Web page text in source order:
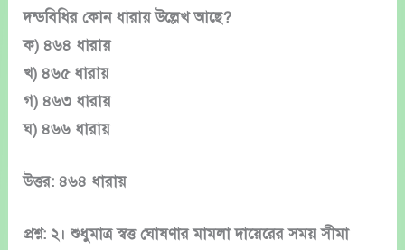
দন্ডবিধির কোন ধারায় উল্লেখ আছে?
ক) ৪৬৪ ধারায়
খ) ৪৬৫ ধারায়
গ) ৪৬৩ ধারায়
ঘ) ৪৬৬ ধারায়
উত্তর: ৪৬৪ ধারায়
প্রশ্ন: ২। শুধুমাত্র স্বত্ত ঘোষণার মামলা দায়েরের সময় সীমা